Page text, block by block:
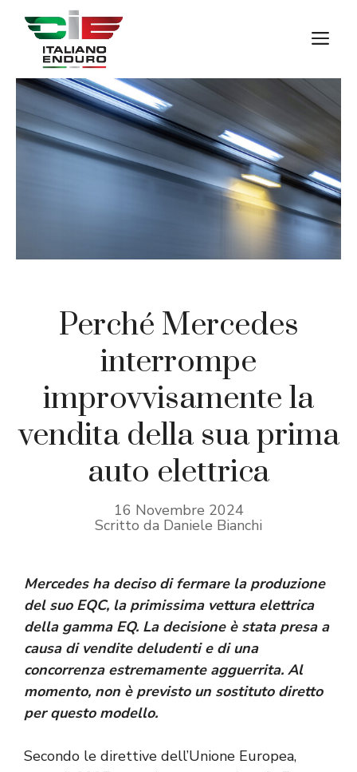
contenuto
Perché Mercedes
interrompe
improvvisamente la
vendita della sua prima
auto elettrica
16 Novembre 2024
Scritto da Daniele Bianchi
Mercedes ha deciso di fermare la produzione
del suo EQC, la primissima vettura elettrica
della gamma EQ. La decisione è stata presa a
causa di vendite deludenti e di una
concorrenza estremamente agguerrita. Al
momento, non è previsto un sostituto diretto
per questo modello.
Secondo le direttive dell’Unione Europea,